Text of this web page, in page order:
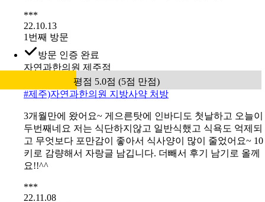
***
22.10.13
1번째 방문
방문 인증 완료
자연과한의원 제주점
평점 5.0점 (5점 만점)
#제주)자연과한의원 지방사약 처방
3개월만에 왔어요~ 게으른탓에 인바디도 첫날하고 오늘이
두번째네요 저는 식단하지않고 일반식했고 식욕도 억제되
고 무엇보다 포만감이 좋아서 식사양이 많이 줄었어요~ 10
키로 감량해서 자랑글 남깁니다. 더빼서 후기 남기로 올께
요!!^^
***
22.11.08